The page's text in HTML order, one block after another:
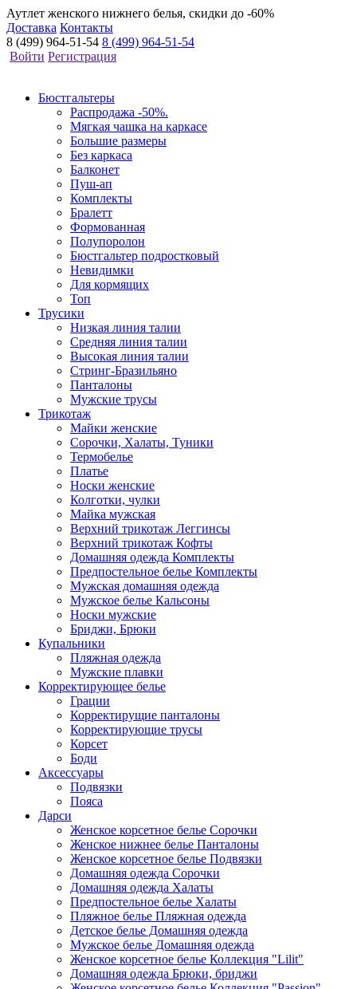
Аутлет женского нижнего белья, скидки до -60%
Доставка Контакты
8 (499) 964-51-54 8 (499) 964-51-54
Войти Регистрация
Бюстгальтеры
Распродажа -50%.
Мягкая чашка на каркасе
Большие размеры
Без каркаса
Балконет
Пуш-ап
Комплекты
Бралетт
Формованная
Полупоролон
Бюстгальтер подростковый
Невидимки
Для кормящих
Топ
Трусики
Низкая линия талии
Средняя линия талии
Высокая линия талии
Стринг-Бразильяно
Панталоны
Мужские трусы
Трикотаж
Майки женские
Сорочки, Халаты, Туники
Термобелье
Платье
Носки женские
Колготки, чулки
Майка мужская
Верхний трикотаж Леггинсы
Верхний трикотаж Кофты
Домашняя одежда Комплекты
Предпостельное белье Комплекты
Мужская домашняя одежда
Мужское белье Кальсоны
Носки мужские
Бриджи, Брюки
Купальники
Пляжная одежда
Мужские плавки
Корректирующее белье
Грации
Корректирущие панталоны
Корректирующие трусы
Корсет
Боди
Аксессуары
Подвязки
Пояса
Дарси
Женское корсетное белье Сорочки
Женское нижнее белье Панталоны
Женское корсетное белье Подвязки
Домашняя одежда Сорочки
Домашняя одежда Халаты
Предпостельное белье Халаты
Пляжное белье Пляжная одежда
Детское белье Домашняя одежда
Мужское белье Домашняя одежда
Женское корсетное белье Коллекция "Lilit"
Домашняя одежда Брюки, бриджи